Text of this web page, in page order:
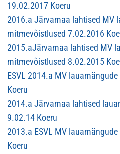
19.02.2017 Koeru
2016.a Järvamaa lahtised MV
mitmevõistlused 7.02.2016
2015.aJärvamaa lahtised MV
mitmevõistlused 8.02.2015
ESVL 2014.a MV
Koeru
2014.a Järvamaa lahtised
9.02.14 Koeru
2013.a ESVL MV
Koeru